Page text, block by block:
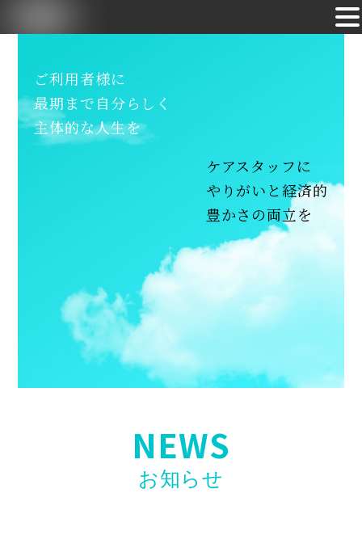
content
ご利用者様に
最期まで自分らしく
主体的な人生を
ケアスタッフに
やりがいと経済的
豊かさの両立を
NEWS
お知らせ